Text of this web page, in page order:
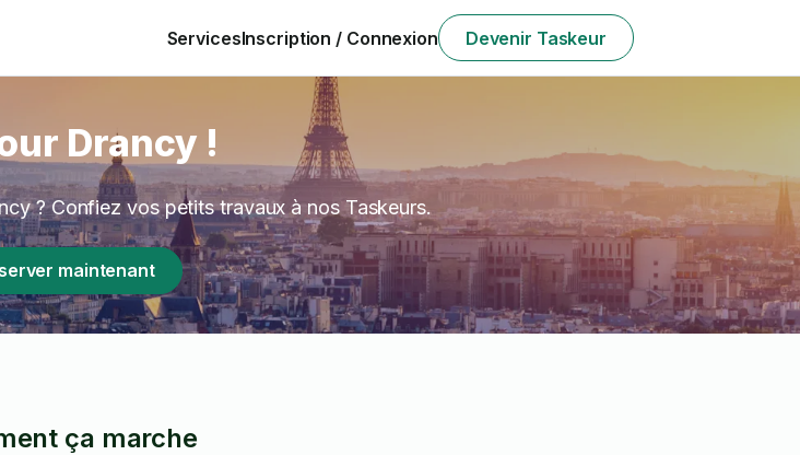
ServicesInscription / Connexion Devenir Taskeur
Drancy !
? Confiez vos petits travaux à nos Taskeurs.
maintenant
ça marche